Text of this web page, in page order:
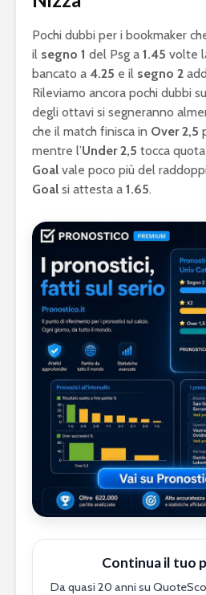
Pochi dubbi per i bookmaker
il segno 1 del Psg a 1.45 volte
bancato a 4.25 e il segno 2
Rileviamo ancora pochi dubbi
degli ottavi si segneranno
che il match finisca in Over 2,5
mentre l’Under 2,5 tocca quota
Goal vale poco più del
Goal si attesta a 1.65.
Continua il tuo
Da quasi 20 anni su